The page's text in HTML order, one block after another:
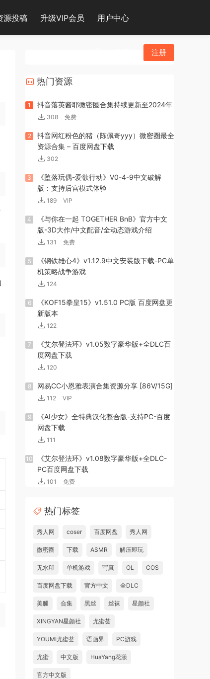
源投稿 升级VIP会员 用户中心
注册
热门资源
1 抖音落英酱耶微密圈合集持续更新至2024年
308 免费
2
抖音网红粉色的猪（陈佩奇yyy）微密圈最全
资源合集 – 百度网盘下载
302
3
《堕落玩偶-爱欲行动》V0-4-9中文破解
版：支持后宫模式体验
189 VIP
4
《与你在一起 TOGETHER BnB》官方中文
版-3D大作/中文配音/全动态游戏介绍
131 免费
5
《钢铁雄心4》v1.12.9中文安装版下载-PC单
机策略战争游戏
124
6
《KOF15拳皇15》v1.51.0 PC版 百度网盘更
新版本
122
7
《艾尔登法环》v1.05数字豪华版+全DLC百
度网盘下载
120
8 网易CC小恩雅表演合集资源分享 [86V/15G]
112 VIP
9
《AI少女》全特典汉化整合版-支持PC-百度
网盘下载
111
10
《艾尔登法环》v1.08数字豪华版+全DLC-
PC百度网盘下载
101 免费
热门标签
秀人网 coser 百度网盘 秀人网
微密圈 下载 ASMR 解压即玩
无水印 单机游戏 写真 OL COS
百度网盘下载 官方中文 全DLC
美腿 合集 黑丝 丝袜 星颜社
XINGYAN星颜社 尤蜜荟
YOUMI尤蜜荟 语画界 PC游戏
尤蜜 中文版 HuaYang花漾
官方中文版